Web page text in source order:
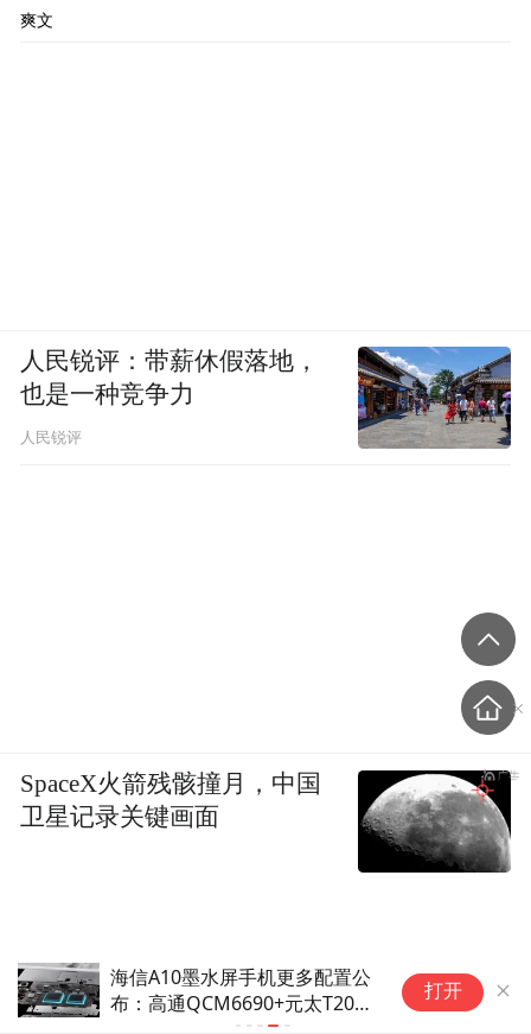
海信A10墨水屏手机更多配置公
布：高通QCM6690+元太T2000
打开
爽文
人民锐评：带薪休假落地，
也是一种竞争力
人民锐评
SpaceX火箭残骸撞月，中国
卫星记录关键画面